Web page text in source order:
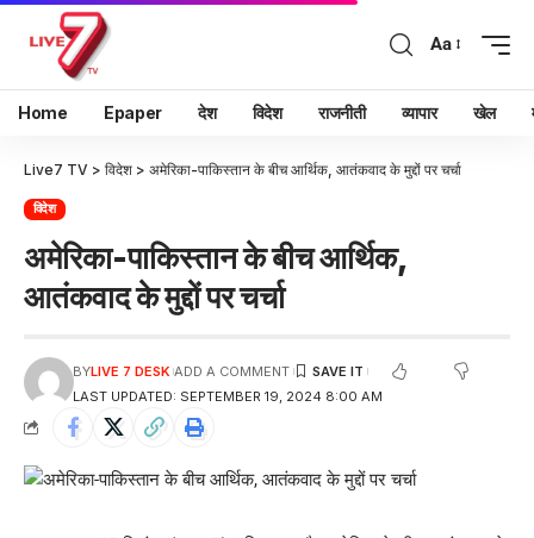
Aa
Home Epaper देश विदेश राजनीती व्यापार खेल
Live7 TV > विदेश > अमेरिका-पाकिस्तान के बीच आर्थिक, आतंकवाद के मुद्दों पर चर्चा
विदेश
अमेरिका-पाकिस्तान के बीच आर्थिक,
आतंकवाद के मुद्दों पर चर्चा
LAST UPDATED: SEPTEMBER 19, 2024 8:00 AM
BYLIVE 7 DESK ADD A COMMENT